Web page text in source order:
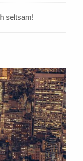
seltsam!